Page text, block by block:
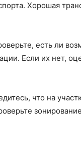
Хорошая
есть ли
Если их нет,
что на